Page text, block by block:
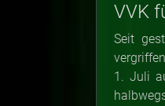
VVK
Seit
1. Juli